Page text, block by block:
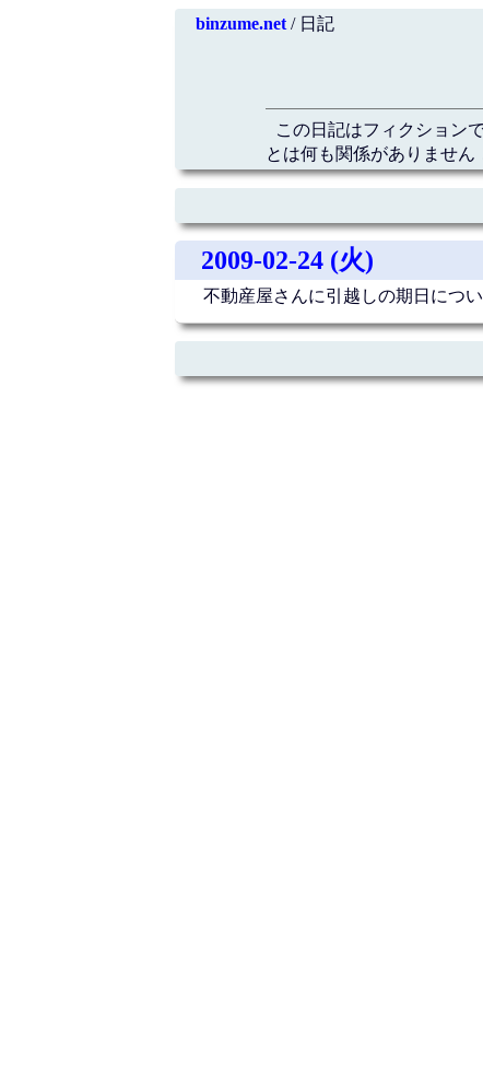
binzume.net/ 日記
この日記はフィクション
とは何も関係がありません
2009-02-24 (火)
不動産屋さんに引越しの期日につ